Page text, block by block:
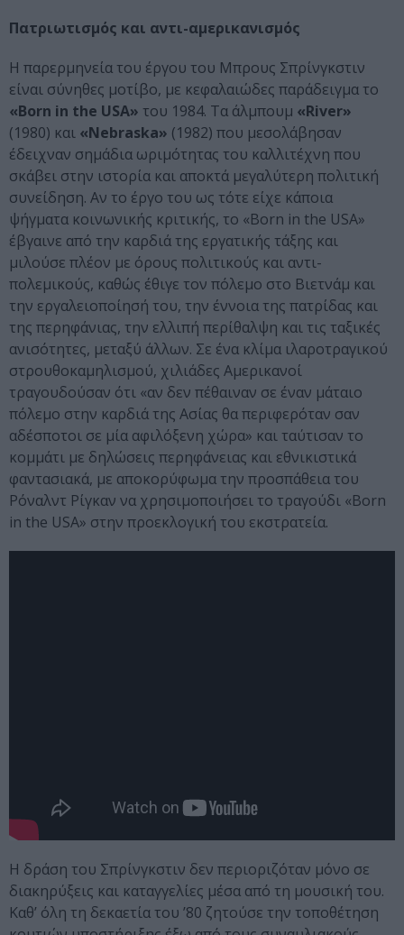
Πατριωτισμός και αντι-αμερικανισμός
Η παρερμηνεία του έργου του Μπρους Σπρίνγκστιν
είναι σύνηθες μοτίβο, με κεφαλαιώδες παράδειγμα το
«Born in the USA» του 1984. Τα άλμπουμ «River»
(1980) και «Nebraska» (1982) που μεσολάβησαν
έδειχναν σημάδια ωριμότητας του καλλιτέχνη που
σκάβει στην ιστορία και αποκτά μεγαλύτερη πολιτική
συνείδηση. Αν το έργο του ως τότε είχε κάποια
ψήγματα κοινωνικής κριτικής, το «Born in the USA»
έβγαινε από την καρδιά της εργατικής τάξης και
μιλούσε πλέον με όρους πολιτικούς και αντι-
πολεμικούς, καθώς έθιγε τον πόλεμο στο Βιετνάμ και
την εργαλειοποίησή του, την έννοια της πατρίδας και
της περηφάνιας, την ελλιπή περίθαλψη και τις ταξικές
ανισότητες, μεταξύ άλλων. Σε ένα κλίμα ιλαροτραγικού
στρουθοκαμηλισμού, χιλιάδες Αμερικανοί
τραγουδούσαν ότι «αν δεν πέθαιναν σε έναν μάταιο
πόλεμο στην καρδιά της Ασίας θα περιφερόταν σαν
αδέσποτοι σε μία αφιλόξενη χώρα» και ταύτισαν το
κομμάτι με δηλώσεις περηφάνειας και εθνικιστικά
φαντασιακά, με αποκορύφωμα την προσπάθεια του
Ρόναλντ Ρίγκαν να χρησιμοποιήσει το τραγούδι «Born
in the USA» στην προεκλογική του εκστρατεία.
Η δράση του Σπρίνγκστιν δεν περιοριζόταν μόνο σε
διακηρύξεις και καταγγελίες μέσα από τη μουσική του.
Καθ’ όλη τη δεκαετία του ’80 ζητούσε την τοποθέτηση